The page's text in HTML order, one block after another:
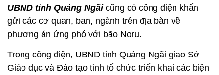
UBND tỉnh Quảng Ngãicũng có công điện khẩn
gửi các cơ quan, ban, ngành trên địa bàn về
phương án ứng phó với bão Noru.
Trong công điện, UBND tỉnh Quảng Ngãi giao Sở
Giáo dục và Đào tạo tỉnh tổ chức triển khai các biện